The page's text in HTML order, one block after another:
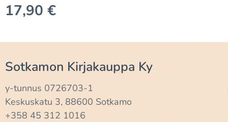
17,90 €
Sotkamon Kirjakauppa Ky
y-tunnus 0726703-1
Keskuskatu 3, 88600 Sotkamo
+358 45 312 1016